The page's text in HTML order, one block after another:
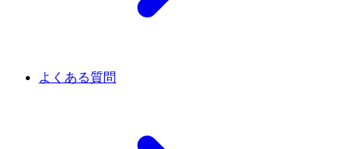
よくある質問